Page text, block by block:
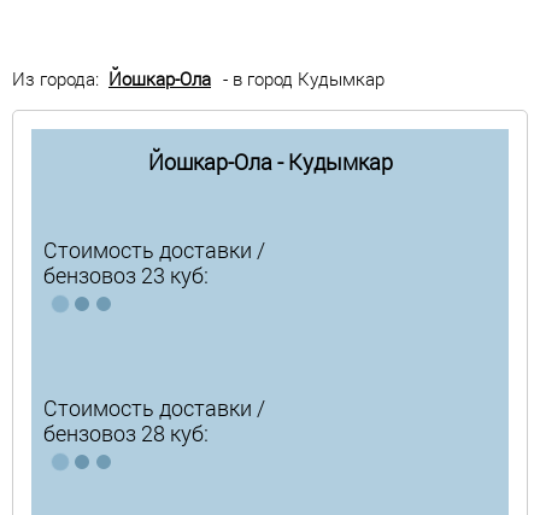
Из города: Йошкар-Ола - в город Кудымкар
Йошкар-Ола - Кудымкар
Стоимость доставки /
бензовоз 23 куб:
Стоимость доставки /
бензовоз 28 куб: